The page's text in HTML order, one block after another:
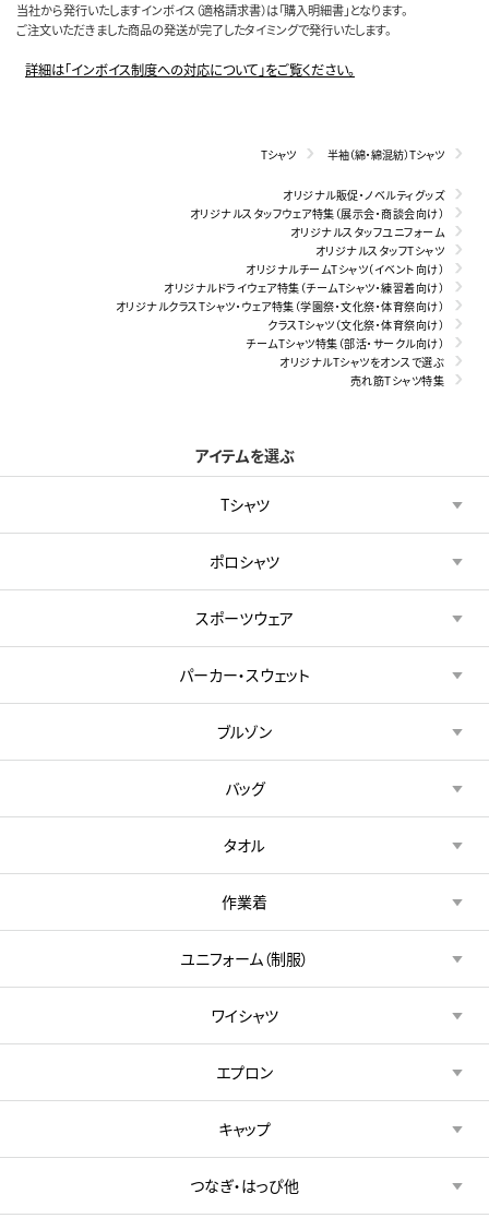
当社から発行いたしますインボイス（適格請求書）は「購入明細書」となります。
ご注文いただきました商品の発送が完了したタイミングで発行いたします。
詳細は「インボイス制度への対応について」をご覧ください。
Tシャツ 半袖（綿・綿混紡）Tシャツ
オリジナル販促・ノベルティグッズ
オリジナルスタッフウェア特集（展示会・商談会向け）
オリジナルスタッフユニフォーム
オリジナルスタッフTシャツ
オリジナルチームTシャツ（イベント向け）
オリジナルドライウェア特集（チームTシャツ・練習着向け）
オリジナルクラスTシャツ・ウェア特集（学園祭・文化祭・体育祭向け）
クラスTシャツ（文化祭・体育祭向け）
チームTシャツ特集（部活・サークル向け）
オリジナルTシャツをオンスで選ぶ
売れ筋Tシャツ特集
アイテムを選ぶ
Tシャツ
ポロシャツ
スポーツウェア
パーカー・スウェット
ブルゾン
バッグ
タオル
作業着
ユニフォーム（制服）
ワイシャツ
エプロン
キャップ
つなぎ・はっぴ他